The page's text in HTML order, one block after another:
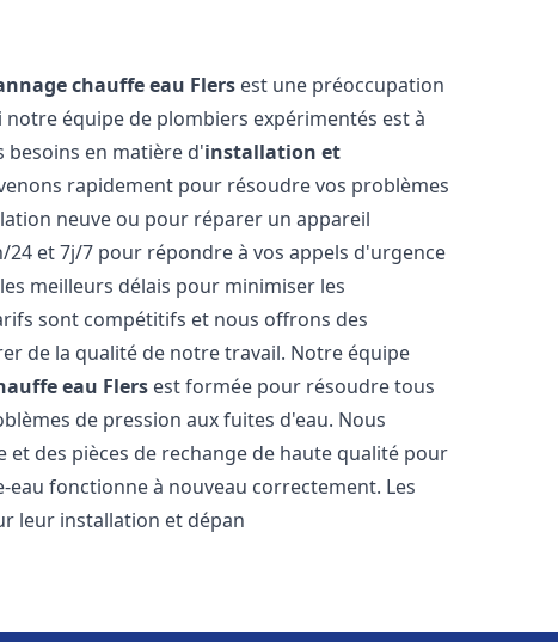
chauffe eau Flers est une préoccupation
équipe de plombiers expérimentés est à
en matière d'installation et
rapidement pour résoudre vos problèmes
neuve ou pour réparer un appareil
et 7j/7 pour répondre à vos appels d'urgence
meilleurs délais pour minimiser les
sont compétitifs et nous offrons des
de la qualité de notre travail. Notre équipe
eau Flers est formée pour résoudre tous
de pression aux fuites d'eau. Nous
des pièces de rechange de haute qualité pour
fonctionne à nouveau correctement. Les
leur installation et dépan